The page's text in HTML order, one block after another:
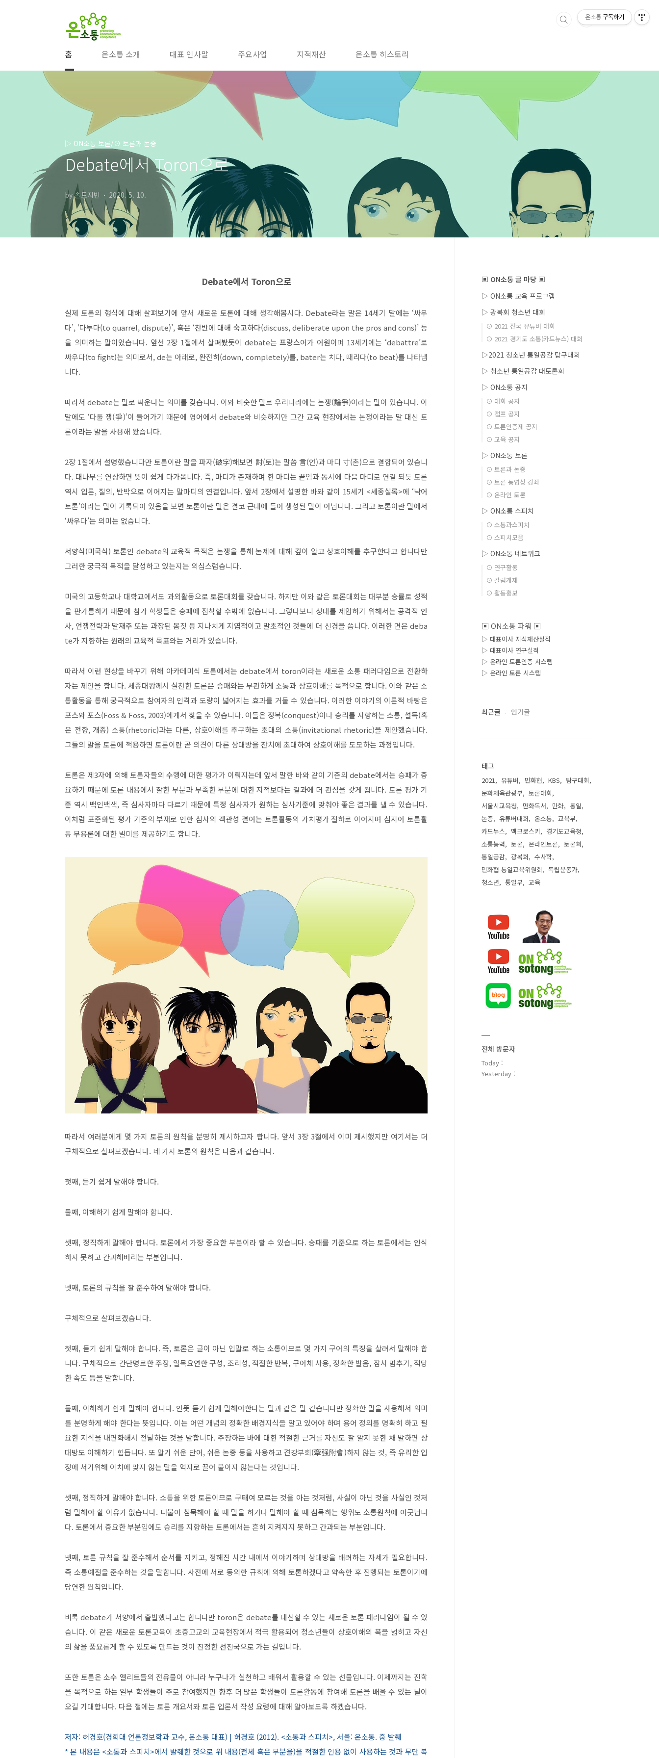
홈 온소통 소개 대표 인사말 주요사업 지적재산 온소통 히스토리
▷ ON소통 토론/⊙ 토론과 논증
Debate에서 Toron으로
by 솔토지빈 2020. 5. 10.
Debate에서 Toron으로
실제 토론의 형식에 대해 살펴보기에 앞서 새로운 토론에 대해 생각해봅시다. Debate라는 말은 14세기 말에는 ‘싸우
다’, ‘다투다(to quarrel, dispute)’, 혹은 ‘찬반에 대해 숙고하다(discuss, deliberate upon the pros and cons)’등
을 의미하는 말이었습니다. 앞선 2장 1절에서 살펴봤듯이 debate는 프랑스어가 어원이며 13세기에는 ‘debattre’로
싸우다(to fight)는 의미로서, de는 아래로, 완전히(down, completely)를, bater는 치다, 때리다(to beat)를 나타냅
니다.
따라서 debate는 말로 싸운다는 의미를 갖습니다. 이와 비슷한 말로 우리나라에는 논쟁(論爭)이라는 말이 있습니다. 이
말에도 ‘다툴 쟁(爭)’이 들어가기 때문에 영어에서 debate와 비슷하지만 그간 교육 현장에서는 논쟁이라는 말 대신 토
론이라는 말을 사용해 왔습니다.
2장 1절에서 설명했습니다만 토론이란 말을 파자(破字)해보면 討(토)는 말씀 言(언)과 마디 寸(촌)으로 결합되어 있습니
다. 대나무를 연상하면 뜻이 쉽게 다가옵니다. 즉, 마디가 존재하며 한 마디는 끝임과 동시에 다음 마디로 연결 되듯 토론
역시 입론, 질의, 반박으로 이어지는 말마디의 연결입니다. 앞서 2장에서 설명한 바와 같이 15세기 <세종실록>에 ‘낙어
토론’이라는 말이 기록되어 있음을 보면 토론이란 말은 결코 근대에 들어 생성된 말이 아닙니다. 그리고 토론이란 말에서
‘싸우다’는 의미는 없습니다.
서양식(미국식) 토론인 debate의 교육적 목적은 논쟁을 통해 논제에 대해 깊이 알고 상호이해를 추구한다고 합니다만
그러한 궁극적 목적을 달성하고 있는지는 의심스럽습니다.
미국의 고등학교나 대학교에서도 과외활동으로 토론대회를 갖습니다. 하지만 이와 같은 토론대회는 대부분 승률로 성적
을 판가름하기 때문에 참가 학생들은 승패에 집착할 수밖에 없습니다.그렇다보니 상대를 제압하기 위해서는 공격적 언
사, 언쟁전략과 말재주 또는 과장된 몸짓 등 지나치게 지엽적이고 말초적인 것들에 더 신경을 씁니다. 이러한 면은 deba
te가 지향하는 원래의 교육적 목표와는 거리가 있습니다.
따라서 이런 현상을 바꾸기 위해 아카데미식 토론에서는 debate에서 toron이라는 새로운 소통 패러다임으로 전환하
자는 제안을 합니다. 세종대왕께서 실천한 토론은 승패와는 무관하게 소통과 상호이해를 목적으로 합니다. 이와 같은 소
통활동을 통해 궁극적으로 참여자의 인격과 도량이 넓어지는 효과를 거둘 수 있습니다. 이러한 이야기의 이론적 바탕은
포스와 포스(Foss & Foss, 2003)에게서 찾을 수 있습니다. 이들은 정복(conquest)이나 승리를 지향하는 소통,설득(혹
은 전향, 개종)소통(rhetoric)과는 다른, 상호이해를 추구하는 초대의 소통(invitational rhetoric)을 제안했습니다.
그들의 말을 토론에 적용하면 토론이란 곧 의견이 다른 상대방을 잔치에 초대하여 상호이해를 도모하는 과정입니다.
토론은 제3자에 의해 토론자들의 수행에 대한 평가가 이뤄지는데 앞서 말한 바와 같이 기존의debate에서는 승패가 중
요하기 때문에 토론 내용에서 잘한 부분과 부족한 부분에 대한 지적보다는 결과에 더 관심을 갖게 됩니다. 토론 평가 기
준 역시 백인백색, 즉 심사자마다 다르기 때문에 특정 심사자가 원하는 심사기준에 맞춰야 좋은 결과를 낼 수 있습니다.
이처럼 표준화된 평가 기준의 부재로 인한 심사의 객관성 결여는 토론활동의 가치평가 절하로 이어지며 심지어 토론활
동 무용론에 대한 빌미를 제공하기도 합니다.
따라서 여러분에게 몇 가지 토론의 원칙을 분명히 제시하고자 합니다. 앞서 3장 3절에서 이미 제시했지만 여기서는 더
구체적으로 살펴보겠습니다. 네 가지 토론의 원칙은 다음과 같습니다.
첫째,듣기 쉽게 말해야 합니다.
둘째, 이해하기 쉽게 말해야 합니다.
셋째, 정직하게 말해야 합니다. 토론에서 가장 중요한 부분이라 할 수 있습니다.승패를 기준으로 하는 토론에서는 인식
하지 못하고 간과해버리는 부분입니다.
넷째,토론의 규칙을 잘 준수하여 말해야 합니다.
구체적으로 살펴보겠습니다.
첫째, 듣기 쉽게 말해야 합니다.즉,토론은 글이 아닌 입말로 하는 소통이므로 몇 가지 구어의 특징을 살려서 말해야 합
니다.구체적으로 간단명료한 주장, 일목요연한 구성, 조리성,적절한 반복, 구어체 사용, 정확한 발음, 잠시 멈추기,적당
한 속도 등을 말합니다.
둘째, 이해하기 쉽게 말해야 합니다. 언뜻 듣기 쉽게 말해야한다는 말과 같은 말 같습니다만 정확한 말을 사용해서 의미
를 분명하게 해야 한다는 뜻입니다. 이는 어떤 개념의 정확한 배경지식을 알고 있어야 하며 용어 정의를 명확히 하고 필
요한 지식을 내면화해서 전달하는 것을 말합니다. 주장하는 바에 대한 적절한 근거를 자신도 잘 알지 못한 채 말하면 상
대방도 이해하기 힘듭니다. 또 알기 쉬운 단어, 쉬운 논증 등을 사용하고 견강부회(牽强附會)하지 않는 것, 즉 유리한 입
장에 서기위해 이치에 맞지 않는 말을 억지로 끌어 붙이지 않는다는 것입니다.
셋째, 정직하게 말해야 합니다. 소통을 위한 토론이므로 구태여 모르는 것을 아는 것처럼, 사실이 아닌 것을 사실인 것처
럼 말해야 할 이유가 없습니다. 더불어 침묵해야 할 때 말을 하거나 말해야 할 때 침묵하는 행위도 소통원칙에 어긋납니
다. 토론에서 중요한 부분임에도 승리를 지향하는 토론에서는 흔히 지켜지지 못하고 간과되는 부분입니다.
넷째, 토론 규칙을 잘 준수해서 순서를 지키고, 정해진 시간 내에서 이야기하며 상대방을 배려하는 자세가 필요합니다.
즉 소통예절을 준수하는 것을 말합니다. 사전에 서로 동의한 규칙에 의해 토론하겠다고 약속한 후 진행되는 토론이기에
당연한 원칙입니다.
비록debate가 서양에서 출발했다고는 합니다만 toron은 debate를 대신할 수 있는 새로운 토론 패러다임이 될 수 있
습니다. 이 같은 새로운 토론교육이 초중고교의 교육현장에서 적극 활용되어 청소년들이 상호이해의 폭을 넓히고 자신
의 삶을 풍요롭게 할 수 있도록 만드는 것이 진정한 선진국으로 가는 길입니다.
또한 토론은 소수 엘리트들의 전유물이 아니라 누구나가 실천하고 배워서 활용할 수 있는 선물입니다. 이제까지는 진학
을 목적으로 하는 일부 학생들이 주로 참여했지만 향후 더 많은 학생들이 토론활동에 참여해 토론을 배울 수 있는 날이
오길 기대합니다. 다음 절에는 토론 개요서와 토론 입론서 작성 요령에 대해 알아보도록 하겠습니다.
저자: 허경호(경희대 언론정보학과 교수, 온소통 대표) | 허경호 (2012). <소통과 스피치>, 서울: 온소통. 중 발췌
* 본 내용은 <소통과 스피치>에서 발췌한 것으로 위 내용(전체 혹은 부분을)을 적절한 인용 없이 사용하는 것과 무단 복
▣ ON소통 글 마당 ▣
▷ ON소통 교육 프로그램
▷ 광복회 청소년 대회
⊙ 2021 전국 유튜버 대회
⊙ 2021 경기도 소통(카드뉴스) 대회
▷2021 청소년 통일공감 탐구대회
▷ 청소년 통일공감 대토론회
▷ ON소통 공지
⊙ 대회 공지
⊙ 캠프 공지
⊙ 토론인증제 공지
⊙ 교육 공지
▷ ON소통 토론
⊙ 토론과 논증
⊙ 토론 동영상 강좌
⊙ 온라인 토론
▷ ON소통 스피치
⊙ 소통과스피치
⊙ 스피치모음
▷ ON소통 네트워크
⊙ 연구활동
⊙ 칼럼게재
⊙ 활동홍보
▣ ON소통 파워 ▣
▷ 대표이사 지식재산실적
▷ 대표이사 연구실적
▷ 온라인 토론인증 시스템
▷ 온라인 토론 시스템
최근글 인기글
태그
2021 유튜버 민화협 KBS
탐구대회
문화체육관광부
토론대회
서울시교육청
만화독서 만화
통일
논증
유튜버대회 온소통
교육부
카드뉴스
맥크로스키
경기도교육청
소통능력
토론 온라인토론
토론회
통일공감
광복회
수사학
민화협 통일교육위원회
독립운동가
청소년
통일부 교육
전체 방문자
Today :
Yesterday :
온소통 구독하기